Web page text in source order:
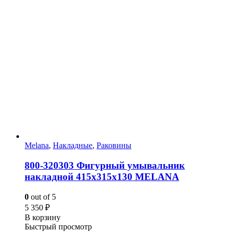
Melana, Накладные, Раковины
800-320303 Фигурный умывальник
накладной 415х315х130 MELANA
0 out of 5
5 350 ₽
В корзину
Быстрый просмотр